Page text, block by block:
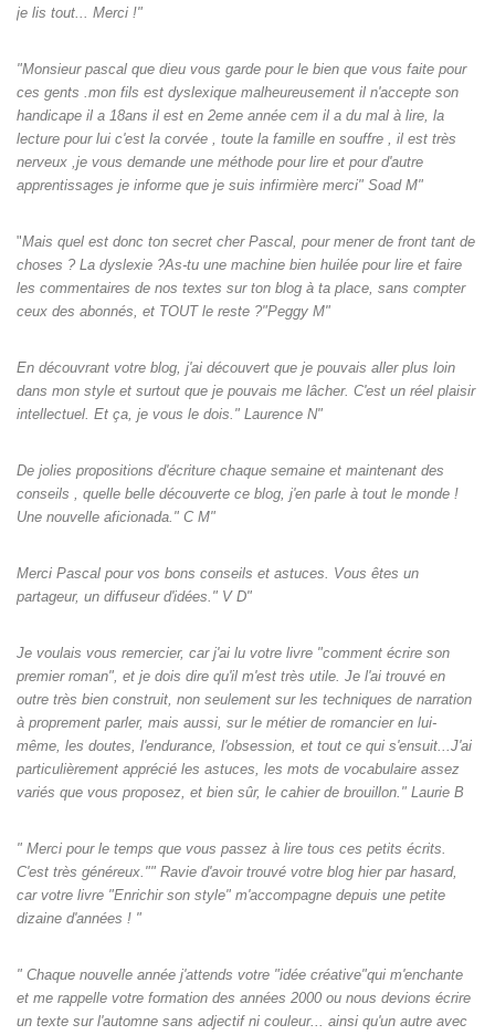
je lis tout... Merci !"
"Monsieur pascal que dieu vous garde pour le bien que vous faite pour
ces gents .mon fils est dyslexique malheureusement il n'accepte son
handicape il a 18ans il est en 2eme année cem il a du mal à lire, la
lecture pour lui c'est la corvée , toute la famille en souffre , il est très
nerveux ,je vous demande une méthode pour lire et pour d'autre
apprentissages je informe que je suis infirmière merci" Soad M"
"Mais quel est donc ton secret cher Pascal, pour mener de front tant de
choses ? La dyslexie ?As-tu une machine bien huilée pour lire et faire
les commentaires de nos textes sur ton blog à ta place, sans compter
ceux des abonnés, et TOUT le reste ?"Peggy M"
En découvrant votre blog, j'ai découvert que je pouvais aller plus loin
dans mon style et surtout que je pouvais me lâcher. C'est un réel plaisir
intellectuel. Et ça, je vous le dois." Laurence N"
De jolies propositions d'écriture chaque semaine et maintenant des
conseils , quelle belle découverte ce blog, j'en parle à tout le monde !
Une nouvelle aficionada." C M"
Merci Pascal pour vos bons conseils et astuces. Vous êtes un
partageur, un diffuseur d'idées." V D"
Je voulais vous remercier, car j'ai lu votre livre "comment écrire son
premier roman", et je dois dire qu'il m'est très utile. Je l'ai trouvé en
outre très bien construit, non seulement sur les techniques de narration
à proprement parler, mais aussi, sur le métier de romancier en lui-
même, les doutes, l'endurance, l'obsession, et tout ce qui s'ensuit...J'ai
particulièrement apprécié les astuces, les mots de vocabulaire assez
variés que vous proposez, et bien sûr, le cahier de brouillon." Laurie B
" Merci pour le temps que vous passez à lire tous ces petits écrits.
C'est très généreux."" Ravie d'avoir trouvé votre blog hier par hasard,
car votre livre "Enrichir son style" m'accompagne depuis une petite
dizaine d'années ! "
" Chaque nouvelle année j'attends votre "idée créative"qui m'enchante
et me rappelle votre formation des années 2000 ou nous devions écrire
un texte sur l'automne sans adjectif ni couleur... ainsi qu'un autre avec